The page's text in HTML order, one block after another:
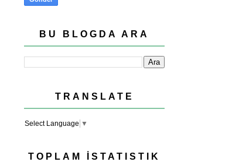
BU BLOGDA ARA
TRANSLATE
Select Language ▼
TOPLAM İSTATISTIK